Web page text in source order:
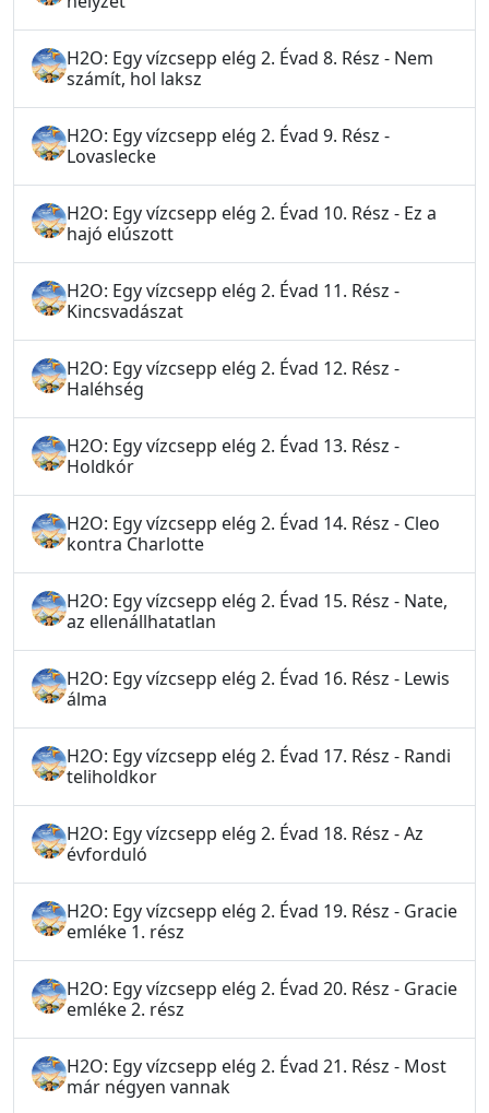
H2O: Egy vízcsepp elég 2. Évad 8. Rész - Nem
számít, hol laksz
H2O: Egy vízcsepp elég 2. Évad 9. Rész -
Lovaslecke
H2O: Egy vízcsepp elég 2. Évad 10. Rész - Ez a
hajó elúszott
H2O: Egy vízcsepp elég 2. Évad 11. Rész -
Kincsvadászat
H2O: Egy vízcsepp elég 2. Évad 12. Rész -
Haléhség
H2O: Egy vízcsepp elég 2. Évad 13. Rész -
Holdkór
H2O: Egy vízcsepp elég 2. Évad 14. Rész - Cleo
kontra Charlotte
H2O: Egy vízcsepp elég 2. Évad 15. Rész - Nate,
az ellenállhatatlan
H2O: Egy vízcsepp elég 2. Évad 16. Rész - Lewis
álma
H2O: Egy vízcsepp elég 2. Évad 17. Rész - Randi
teliholdkor
H2O: Egy vízcsepp elég 2. Évad 18. Rész - Az
évforduló
H2O: Egy vízcsepp elég 2. Évad 19. Rész - Gracie
emléke 1. rész
H2O: Egy vízcsepp elég 2. Évad 20. Rész - Gracie
emléke 2. rész
H2O: Egy vízcsepp elég 2. Évad 21. Rész - Most
már négyen vannak